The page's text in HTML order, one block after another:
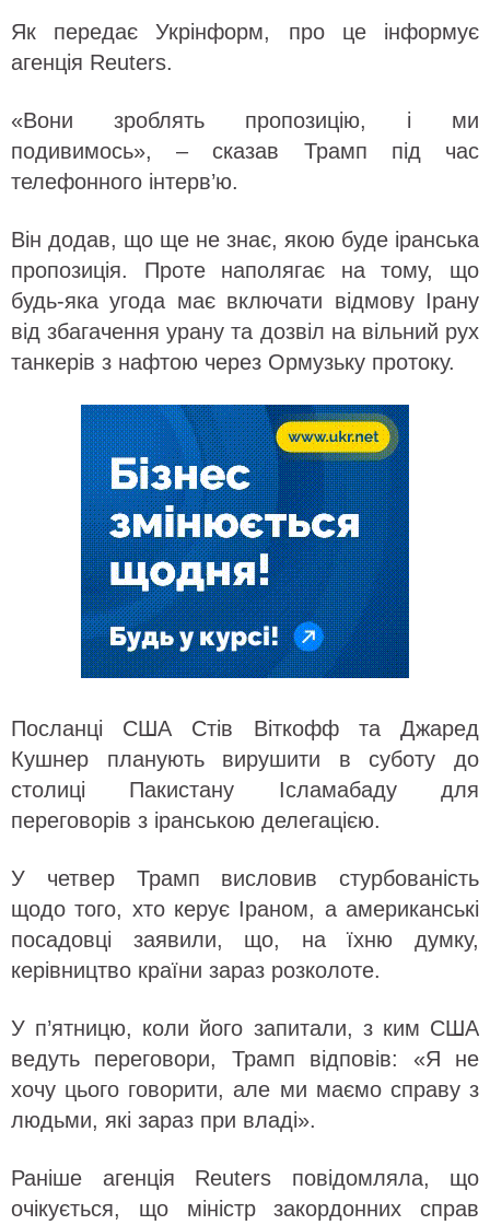
Як передає Укрінформ, про це інформує
агенція Reuters.
«Вони зроблять пропозицію, і ми
подивимось», – сказав Трамп під час
телефонного інтерв’ю.
Він додав, що ще не знає, якою буде іранська
пропозиція. Проте наполягає на тому, що
будь-яка угода має включати відмову Ірану
від збагачення урану та дозвіл на вільний рух
танкерів з нафтою через Ормузьку протоку.
Посланці США Стів Віткофф та Джаред
Кушнер планують вирушити в суботу до
столиці Пакистану Ісламабаду для
переговорів з іранською делегацією.
У четвер Трамп висловив стурбованість
щодо того, хто керує Іраном, а американські
посадовці заявили, що, на їхню думку,
керівництво країни зараз розколоте.
У п’ятницю, коли його запитали, з ким США
ведуть переговори, Трамп відповів: «Я не
хочу цього говорити, але ми маємо справу з
людьми, які зараз при владі».
Раніше агенція Reuters повідомляла, що
очікується, що міністр закордонних справ